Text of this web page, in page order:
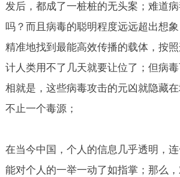
发后，都成了一桩桩的无头案；难道
吗？而且病毒的聪明程度远远超出想
精准地找到最能高效传播的载体，按
计人类用不了几天就要让位了；但病
相就是，这些病毒攻击的元凶就隐藏
不止一个毒源；
在当今中国，个人的信息几乎透明，
能对个人的一举一动了如指掌；那么